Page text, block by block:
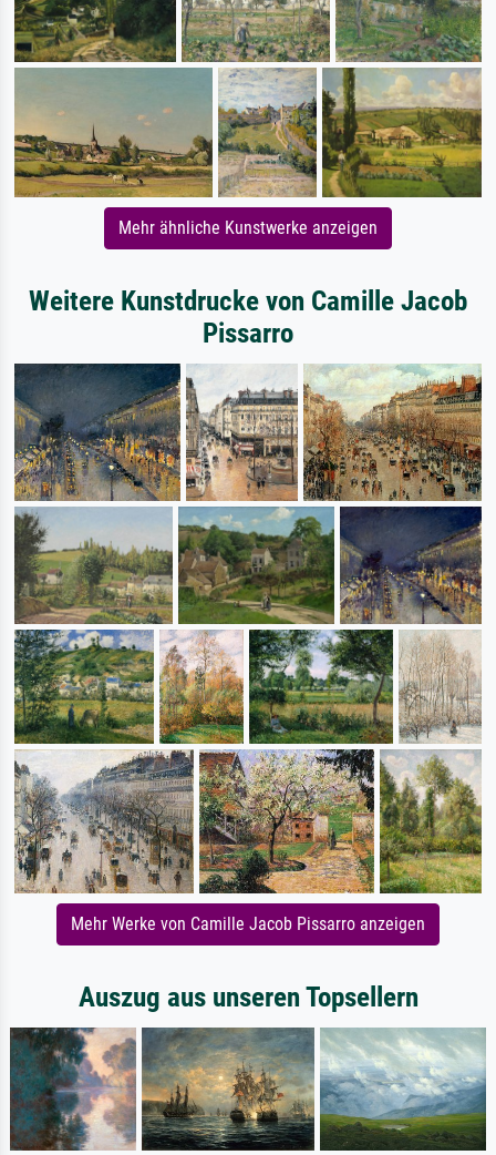
Mehr ähnliche Kunstwerke anzeigen
Weitere Kunstdrucke von Camille Jacob
Pissarro
Mehr Werke von Camille Jacob Pissarro anzeigen
Auszug aus unseren Topsellern